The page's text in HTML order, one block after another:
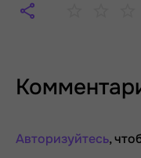
Авторизуйтесь,